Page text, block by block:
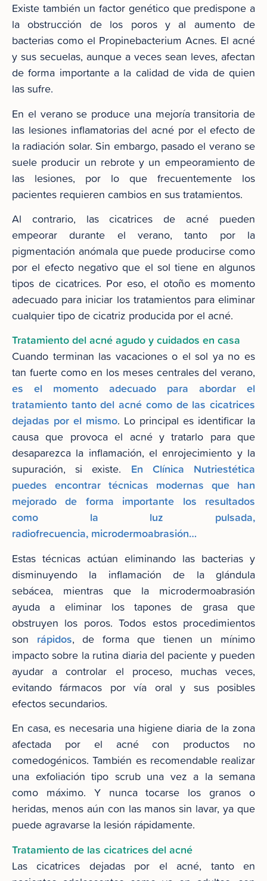
Existe también un factor genético que predispone a
la obstrucción de los poros y al aumento de
bacterias como el Propinebacterium Acnes. El acné
y sus secuelas, aunque a veces sean leves, afectan
de forma importante a la calidad de vida de quien
las sufre.
En el verano se produce una mejoría transitoria de
las lesiones inflamatorias del acné por el efecto de
la radiación solar. Sin embargo, pasado el verano se
suele producir un rebrote y un empeoramiento de
las lesiones, por lo que frecuentemente los
pacientes requieren cambios en sus tratamientos.
Al contrario, las cicatrices de acné pueden
empeorar durante el verano, tanto por la
pigmentación anómala que puede producirse como
por el efecto negativo que el sol tiene en algunos
tipos de cicatrices. Por eso, el otoño es momento
adecuado para iniciar los tratamientos para eliminar
cualquier tipo de cicatriz producida por el acné.
Tratamiento del acné agudo y cuidados en casa
Cuando terminan las vacaciones o el sol ya no es
tan fuerte como en los meses centrales del verano,
es el momento adecuado para abordar el
tratamiento tanto del acné como de las cicatrices
dejadas por el mismo. Lo principal es identificar la
causa que provoca el acné y tratarlo para que
desaparezca la inflamación, el enrojecimiento y la
supuración, si existe. En Clínica Nutriestética
puedes encontrar técnicas modernas que han
mejorado de forma importante los resultados
como la luz pulsada,
radiofrecuencia, microdermoabrasión…
Estas técnicas actúan eliminando las bacterias y
disminuyendo la inflamación de la glándula
sebácea, mientras que la microdermoabrasión
ayuda a eliminar los tapones de grasa que
obstruyen los poros. Todos estos procedimientos
son rápidos, de forma que tienen un mínimo
impacto sobre la rutina diaria del paciente y pueden
ayudar a controlar el proceso, muchas veces,
evitando fármacos por vía oral y sus posibles
efectos secundarios.
En casa, es necesaria una higiene diaria de la zona
afectada por el acné con productos no
comedogénicos. También es recomendable realizar
una exfoliación tipo scrub una vez a la semana
como máximo. Y nunca tocarse los granos o
heridas, menos aún con las manos sin lavar, ya que
puede agravarse la lesión rápidamente.
Tratamiento de las cicatrices del acné
Las cicatrices dejadas por el acné, tanto en